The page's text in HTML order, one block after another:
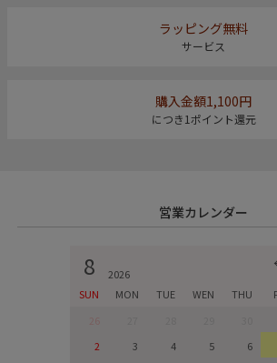
ラッピング無料
サービス
購入金額1,100円
につき1ポイント還元
営業カレンダー
8 2026
SUN MON TUE WEN THU
2
3 4 5 6